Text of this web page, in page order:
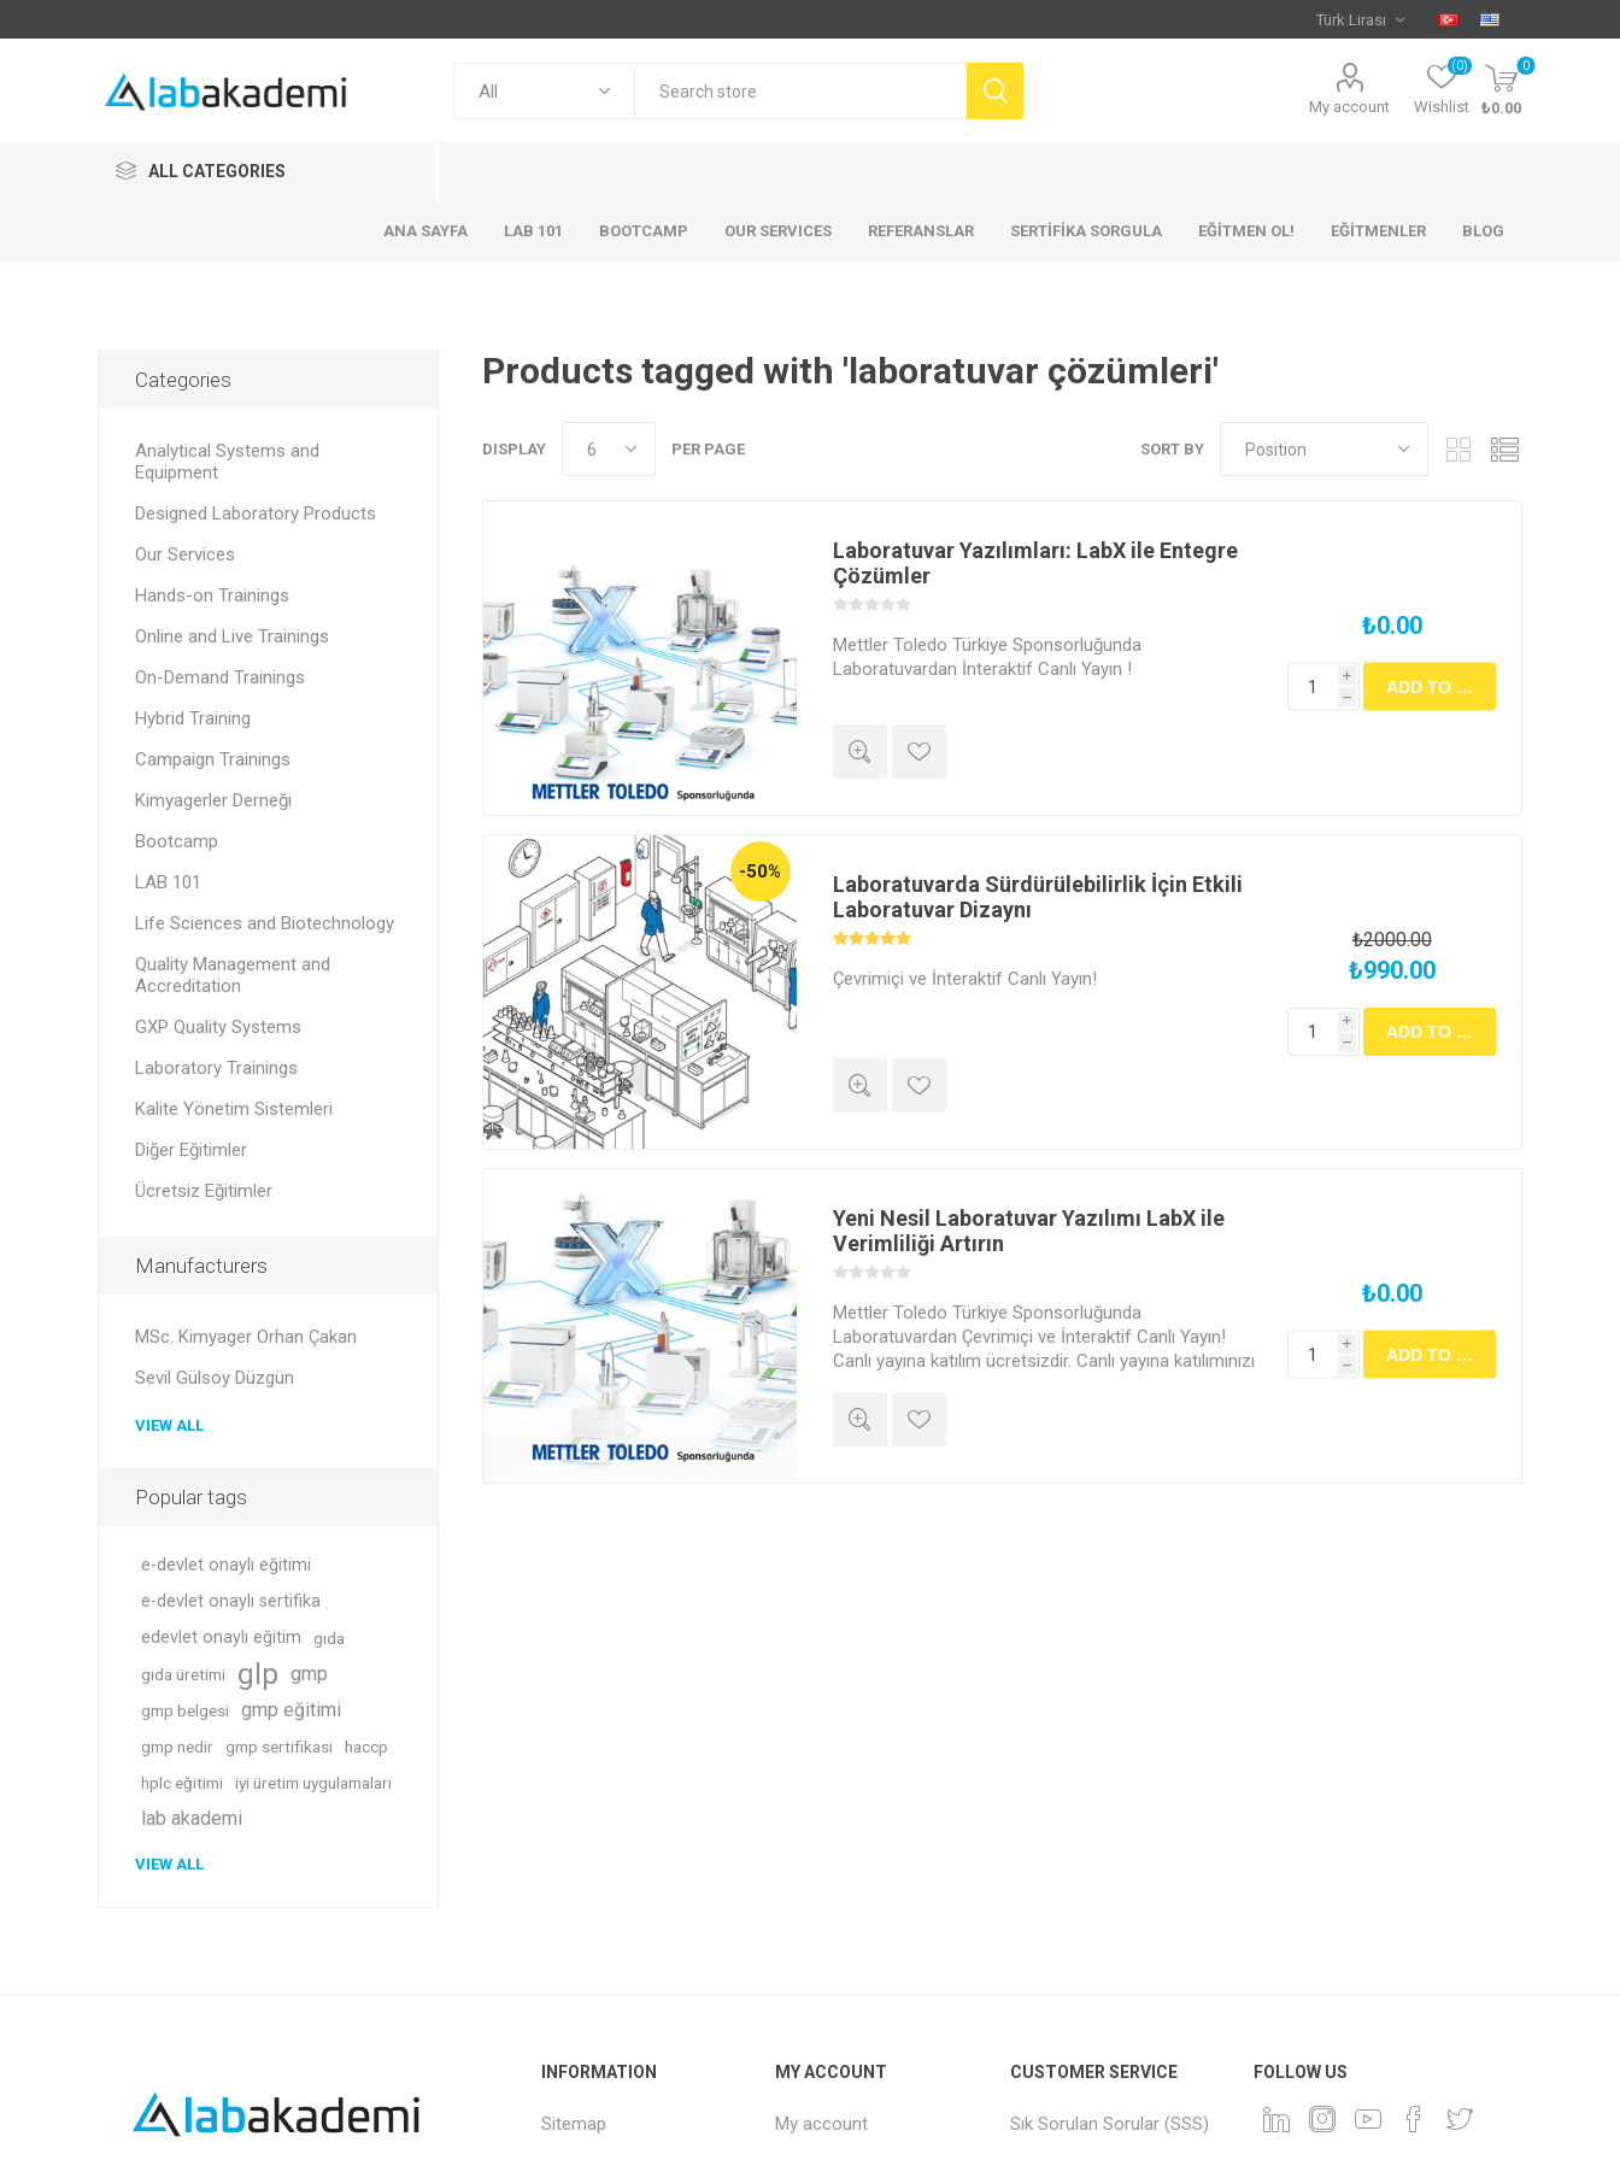
My account Wishlist
(0) 0
₺0.00
ALL CATEGORIES
ANA SAYFA LAB 101 BOOTCAMP OUR SERVICES REFERANSLAR SERTİFİKA SORGULA EĞİTMEN OL! EĞİTMENLER BLOG
Products tagged with 'laboratuvar çözümleri'
SORT BY
DISPLAY PER PAGE
Laboratuvar Yazılımları: LabX ile Entegre
Çözümler
Mettler Toledo Türkiye Sponsorluğunda
Laboratuvardan İnteraktif Canlı Yayın !
₺0.00
i
h
-50%
Laboratuvarda Sürdürülebilirlik İçin Etkili
Laboratuvar Dizaynı
Çevrimiçi ve İnteraktif Canlı Yayın!
₺2000.00
₺990.00
i
h
Yeni Nesil Laboratuvar Yazılımı LabX ile
Verimliliği Artırın
Mettler Toledo Türkiye Sponsorluğunda
Laboratuvardan Çevrimiçi ve İnteraktif Canlı Yayın!
Canlı yayına katılım ücretsizdir. Canlı yayına katılımınızı
Katılım Belgesi" satın alabilirsiniz.
₺0.00
i
h
Categories
Analytical Systems and
Equipment
Designed Laboratory Products
Our Services
Hands-on Trainings
Online and Live Trainings
On-Demand Trainings
Hybrid Training
Campaign Trainings
Kimyagerler Derneği
Bootcamp
LAB 101
Life Sciences and Biotechnology
Quality Management and
Accreditation
GXP Quality Systems
Laboratory Trainings
Kalite Yönetim Sistemleri
Diğer Eğitimler
Ücretsiz Eğitimler
Manufacturers
MSc. Kimyager Orhan Çakan
Sevil Gülsoy Düzgün
VIEW ALL
Popular tags
e-devlet onaylı eğitimi
e-devlet onaylı sertifika
edevlet onaylı eğitim
gıda
gıda üretimi
glp gmp
gmp belgesi gmp eğitimi
gmp nedir gmp sertifikası
haccp
hplc eğitimi
iyi üretim uygulamaları
lab akademi
VIEW ALL
INFORMATION
Sitemap
MY ACCOUNT
My account
CUSTOMER SERVICE
Sık Sorulan Sorular (SSS)
FOLLOW US